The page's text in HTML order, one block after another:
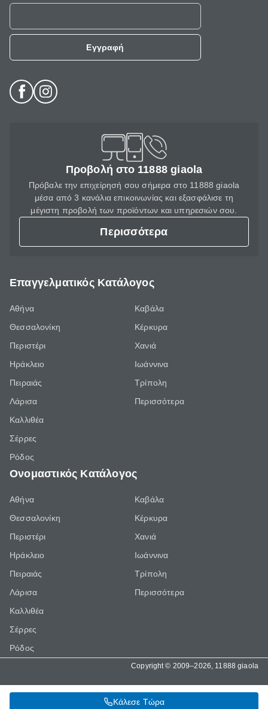
Κάλεσε Τώρα
Εγγραφή
Προβολή στο 11888 giaola
Πρόβαλε την επιχείρησή σου σήμερα στο 11888 giaola
μέσα από 3 κανάλια επικοινωνίας και εξασφάλισε τη
μέγιστη προβολή των προϊόντων και υπηρεσιών σου.
Περισσότερα
Επαγγελματικός Κατάλογος
Αθήνα
Θεσσαλονίκη
Περιστέρι
Ηράκλειο
Πειραιάς
Λάρισα
Καλλιθέα
Σέρρες
Ρόδος
Καβάλα
Κέρκυρα
Χανιά
Ιωάννινα
Τρίπολη
Περισσότερα
Ονομαστικός Κατάλογος
Αθήνα
Θεσσαλονίκη
Περιστέρι
Ηράκλειο
Πειραιάς
Λάρισα
Καλλιθέα
Σέρρες
Ρόδος
Καβάλα
Κέρκυρα
Χανιά
Ιωάννινα
Τρίπολη
Περισσότερα
Copyright © 2009–2026, 11888 giaola